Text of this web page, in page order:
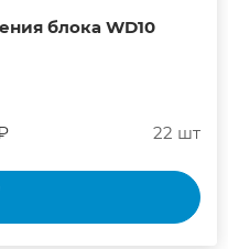
блока WD10
22 шт